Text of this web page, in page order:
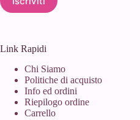
Link Rapidi
Chi Siamo
Politiche di acquisto
Info ed ordini
Riepilogo ordine
Carrello